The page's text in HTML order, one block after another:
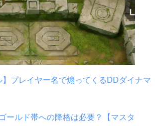
】プレイヤー名で煽ってくるDDダイナマ